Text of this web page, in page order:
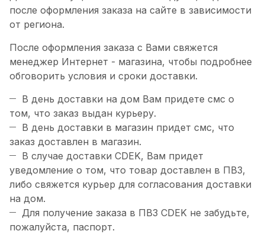
после оформления заказа на сайте в зависимости
от региона.
После оформления заказа с Вами свяжется
менеджер Интернет - магазина, чтобы подробнее
обговорить условия и сроки доставки.
В день доставки на дом Вам придете смс о
том, что заказ выдан курьеру.
В день доставки в магазин придет смс, что
заказ доставлен в магазин.
В случае доставки CDEK, Вам придет
уведомление о том, что товар доставлен в ПВЗ,
либо свяжется курьер для согласования доставки
на дом.
Для получение заказа в ПВЗ CDEK не забудьте,
пожалуйста, паспорт.